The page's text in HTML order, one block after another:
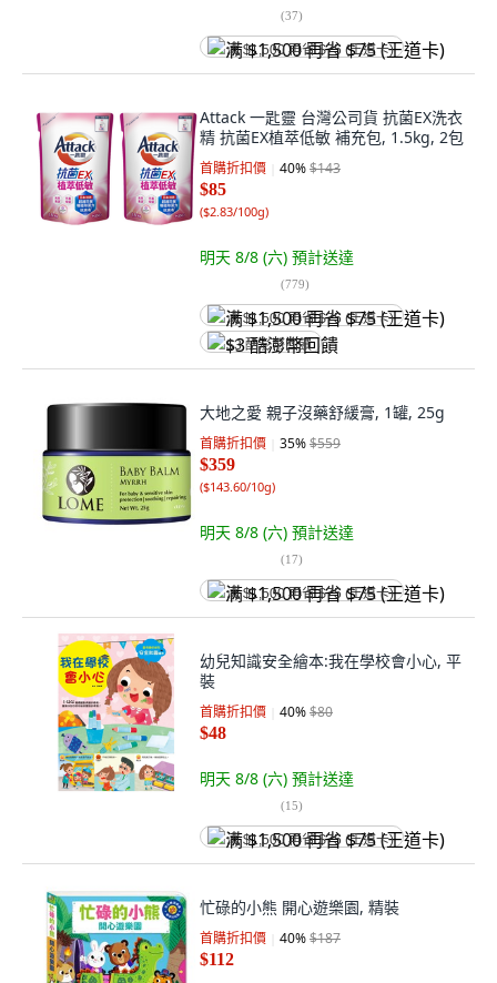
(37)
满 $1,500 再省 $75 (王道卡)
Attack 一匙靈 台灣公司貨 抗菌EX洗衣
精 抗菌EX植萃低敏 補充包, 1.5kg, 2包
首購折扣價 40%$143
$85
($2.83/100g)
明天 8/8 (六) 預計送達
(779)
满 $1,500 再省 $75 (王道卡)
$3 酷澎幣回饋
大地之愛 親子沒藥舒緩膏, 1罐, 25g
首購折扣價 35%$559
$359
($143.60/10g)
明天 8/8 (六) 預計送達
(17)
满 $1,500 再省 $75 (王道卡)
幼兒知識安全繪本:我在學校會小心, 平
裝
首購折扣價 40%$80
$48
明天 8/8 (六) 預計送達
(15)
满 $1,500 再省 $75 (王道卡)
忙碌的小熊 開心遊樂園, 精裝
首購折扣價 40%$187
$112